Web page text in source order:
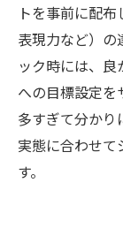
トを事前に配
表現力など）の
ック時には、
への目標設定を
多すぎて分か
実態に合わせ
す。